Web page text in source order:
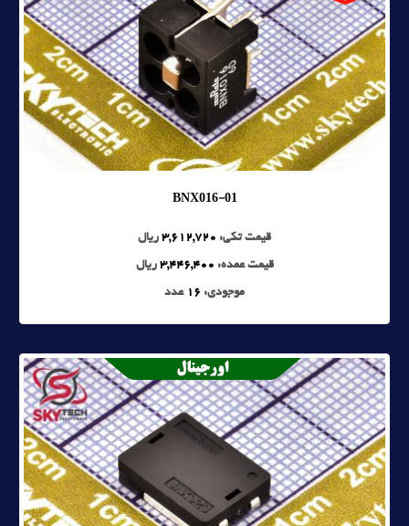
BNX016-01
قیمت تکی: 3,612,720 ریال
قیمت عمده: 3,446,400 ریال
موجودی: 16 عدد